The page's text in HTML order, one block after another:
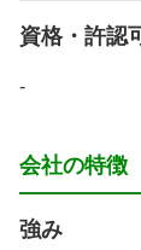
資格・許認
-
会社の特徴
強み